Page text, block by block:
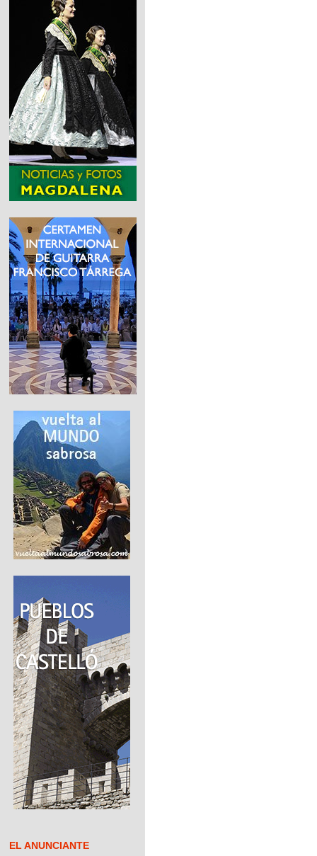
EL ANUNCIANTE